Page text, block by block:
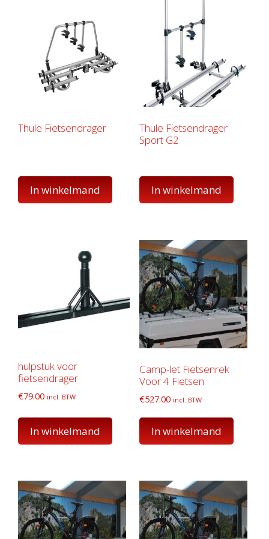
Thule Fietsendrager
In winkelmand
Thule Fietsendrager
Sport G2
In winkelmand
hulpstuk voor
fietsendrager
€79.00 incl. BTW
In winkelmand
Camp-let Fietsenrek
Voor 4 Fietsen
€527.00 incl. BTW
In winkelmand